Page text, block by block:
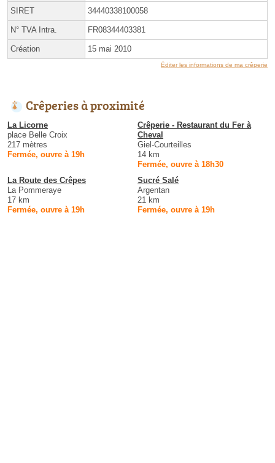
SIRET 34440338100058
N° TVA Intra. FR08344403381
Création 15 mai 2010
Éditer les informations de ma crêperie
Crêperies à proximité
La Licorne
place Belle Croix
217 mètres
Fermée, ouvre à 19h
Crêperie - Restaurant du Fer à
Cheval
Giel-Courteilles
14 km
Fermée, ouvre à 18h30
La Route des Crêpes
La Pommeraye
17 km
Fermée, ouvre à 19h
Sucré Salé
Argentan
21 km
Fermée, ouvre à 19h